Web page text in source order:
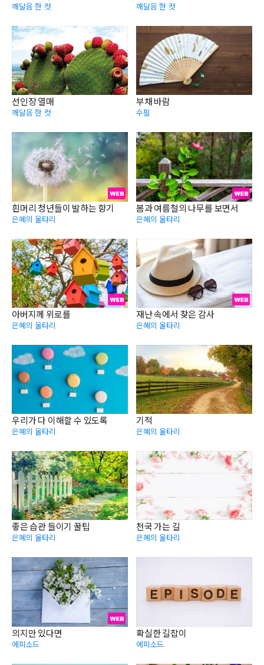
깨달음 한 컷 깨달음 한 컷
선인장 열매
깨달음 한 컷
부채 바람
수필
흰머리 청년들이 발하는 향기
은혜의 울타리
봄과 여름철의 나무를 보면서
은혜의 울타리
아버지께 위로를
은혜의 울타리
재난 속에서 찾은 감사
은혜의 울타리
우리가 다 이해할 수 있도록
은혜의 울타리
기적
은혜의 울타리
좋은 습관 들이기 꿀팁
은혜의 울타리
천국 가는 길
은혜의 울타리
의지만 있다면
에피소드
확실한 길잡이
에피소드